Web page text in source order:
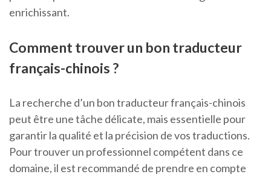
enrichissant.
Comment trouver un bon traducteur
français-chinois ?
La recherche d’un bon traducteur français-chinois
peut être une tâche délicate, mais essentielle pour
garantir la qualité et la précision de vos traductions.
Pour trouver un professionnel compétent dans ce
domaine, il est recommandé de prendre en compte